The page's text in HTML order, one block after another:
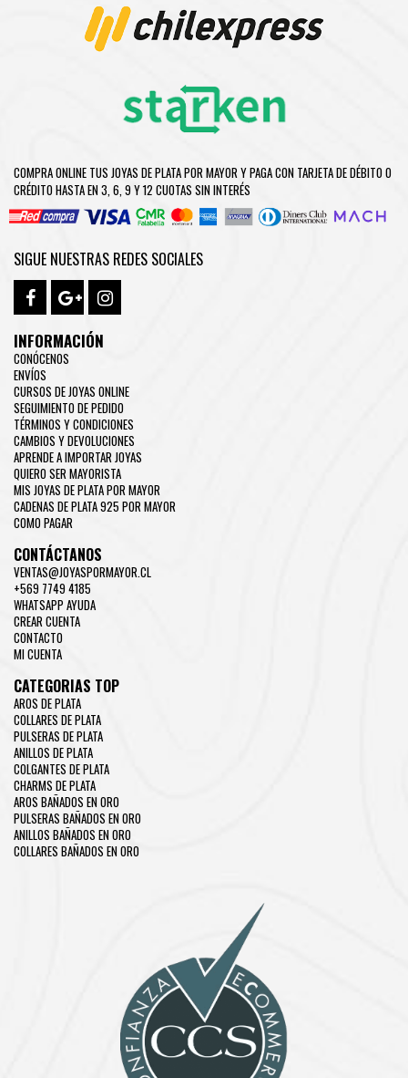
COMPRA ONLINE TUS JOYAS DE PLATA POR MAYOR Y PAGA CON TARJETA DE DÉBITO O
CRÉDITO HASTA EN 3, 6, 9 Y 12 CUOTAS SIN INTERÉS
SIGUE NUESTRAS REDES SOCIALES
INFORMACIÓN
CONÓCENOS
ENVÍOS
CURSOS DE JOYAS ONLINE
SEGUIMIENTO DE PEDIDO
TÉRMINOS Y CONDICIONES
CAMBIOS Y DEVOLUCIONES
APRENDE A IMPORTAR JOYAS
QUIERO SER MAYORISTA
MIS JOYAS DE PLATA POR MAYOR
CADENAS DE PLATA 925 POR MAYOR
COMO PAGAR
CONTÁCTANOS
VENTAS@JOYASPORMAYOR.CL
+569 7749 4185
WHATSAPP AYUDA
CREAR CUENTA
CONTACTO
MI CUENTA
CATEGORIAS TOP
AROS DE PLATA
COLLARES DE PLATA
PULSERAS DE PLATA
ANILLOS DE PLATA
COLGANTES DE PLATA
CHARMS DE PLATA
AROS BAÑADOS EN ORO
PULSERAS BAÑADOS EN ORO
ANILLOS BAÑADOS EN ORO
COLLARES BAÑADOS EN ORO